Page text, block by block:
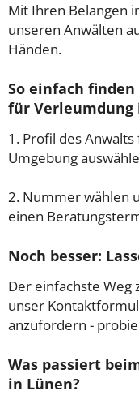
Mit Ihren Belangen
unseren Anwälten
Händen.
So einfach
für Verleumdung
1. Profil des
Umgebung
2. Nummer wählen
einen
Noch besser:
Der einfachste Weg
unser
anzufordern -
Was passiert
in Lünen?